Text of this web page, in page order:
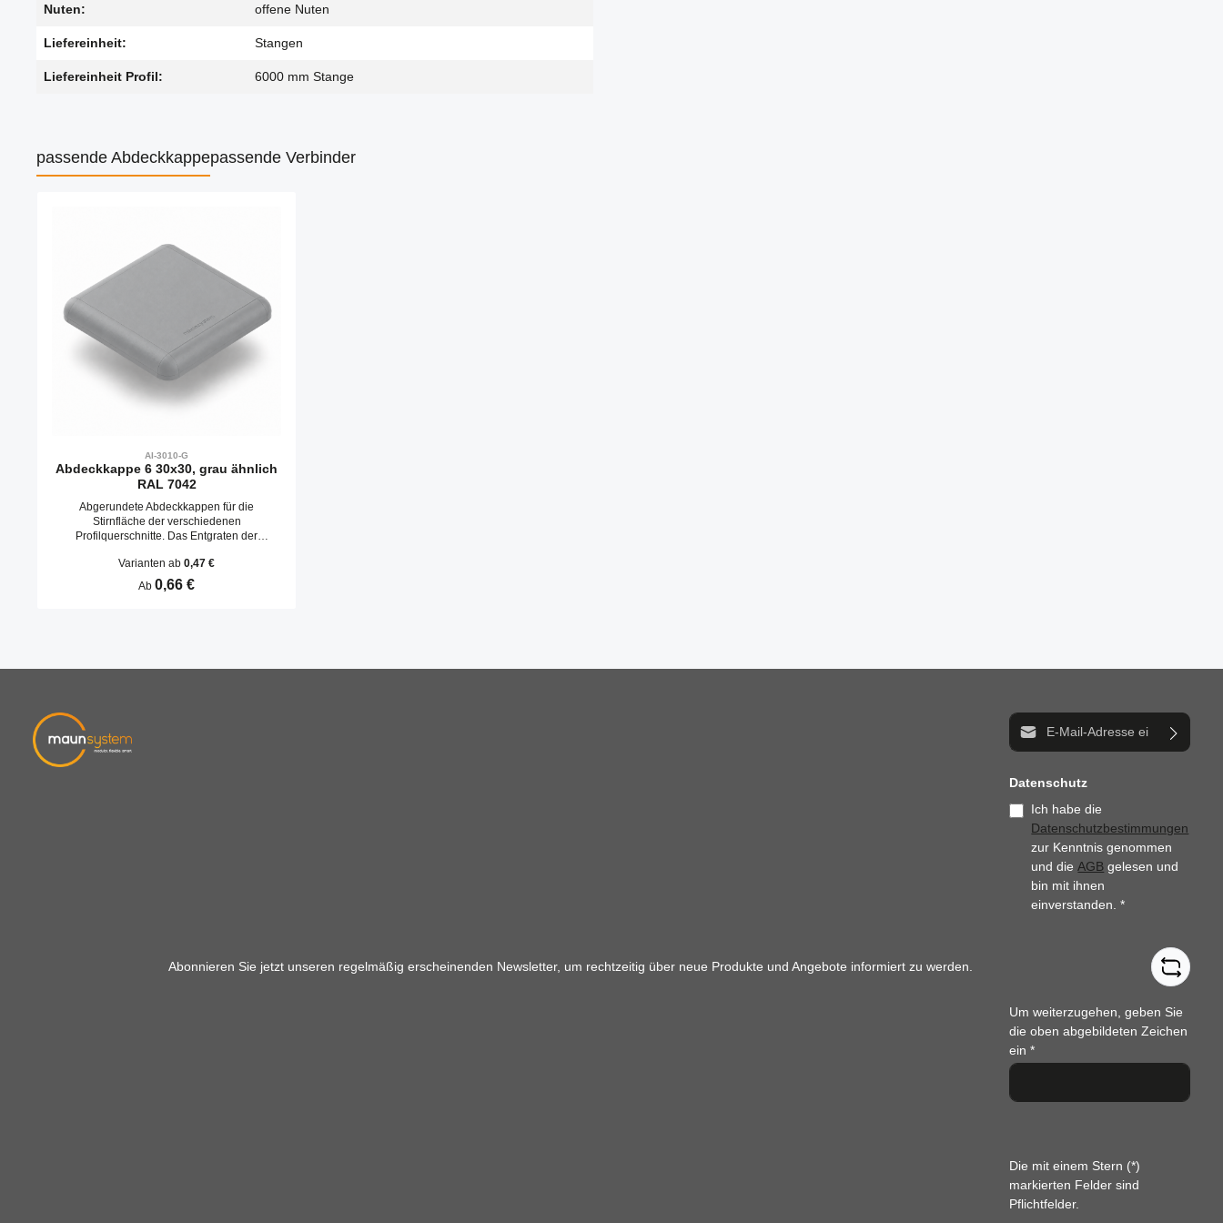
Nuten: offene Nuten
Liefereinheit: Stangen
Liefereinheit Profil: 6000 mm Stange
passende Abdeckkappepassende Verbinder
AI-3010-G
Abdeckkappe 6 30x30, grau ähnlich
RAL 7042
Abgerundete Abdeckkappen für die
Stirnfläche der verschiedenen
Profilquerschnitte. Das Entgraten der
durch Aufschlagen in die Kernbohrungen
befestigt.
Varianten ab 0,47 €
Regulärer Preis:
Ab 0,66 €
Abonnieren Sie jetzt unseren regelmäßig erscheinenden Newsletter, um rechtzeitig über neue Produkte und Angebote informiert zu werden.
E-Mail-Adresse*
Datenschutz
Ich habe die
Datenschutzbestimmungen
zur Kenntnis genommen
und dieAGB gelesen und
bin mit ihnen
einverstanden.*
Um weiterzugehen, geben Sie
die oben abgebildeten Zeichen
ein*
Die mit einem Stern (*)
markierten Felder sind
Pflichtfelder.